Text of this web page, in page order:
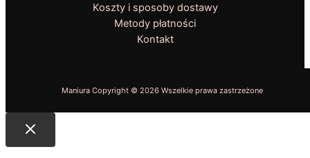
Koszty i sposoby dostawy
Metody płatności
Kontakt